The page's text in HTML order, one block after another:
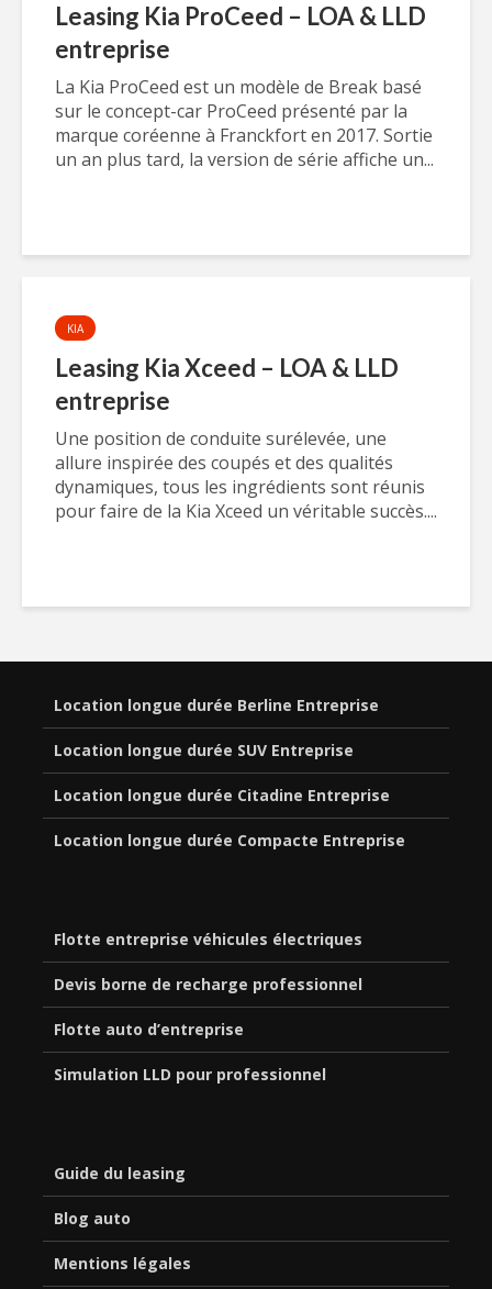
Leasing Kia ProCeed – LOA & LLD
entreprise
La Kia ProCeed est un modèle de Break basé
sur le concept-car ProCeed présenté par la
marque coréenne à Franckfort en 2017. Sortie
un an plus tard, la version de série affiche un...
KIA
Leasing Kia Xceed – LOA & LLD
entreprise
Une position de conduite surélevée, une
allure inspirée des coupés et des qualités
dynamiques, tous les ingrédients sont réunis
pour faire de la Kia Xceed un véritable succès....
Location longue durée Berline Entreprise
Location longue durée SUV Entreprise
Location longue durée Citadine Entreprise
Location longue durée Compacte Entreprise
Flotte entreprise véhicules électriques
Devis borne de recharge professionnel
Flotte auto d’entreprise
Simulation LLD pour professionnel
Guide du leasing
Blog auto
Mentions légales